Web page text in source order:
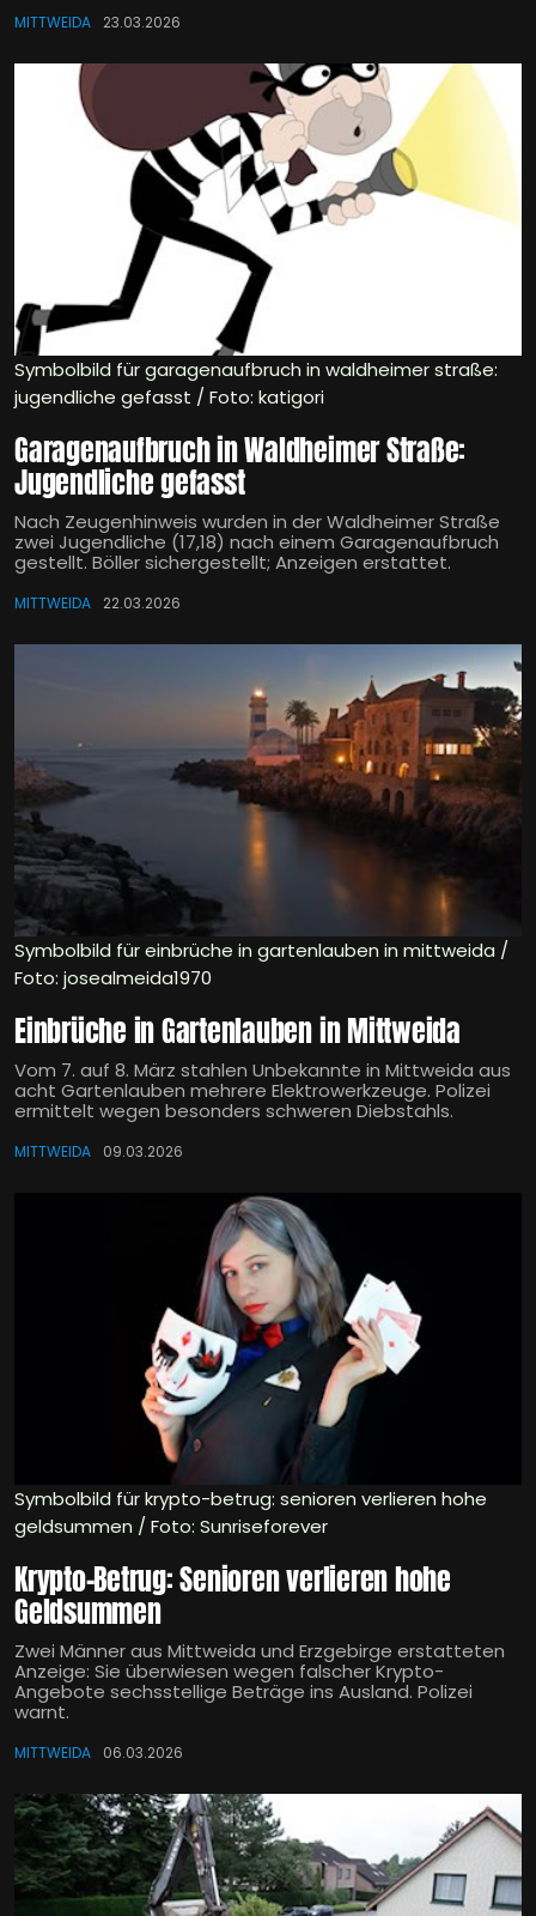
MITTWEIDA 23.03.2026
Symbolbild für garagenaufbruch in waldheimer straße:
jugendliche gefasst / Foto: katigori
Garagenaufbruch in Waldheimer Straße:
Jugendliche gefasst
Nach Zeugenhinweis wurden in der Waldheimer Straße
zwei Jugendliche (17,18) nach einem Garagenaufbruch
gestellt. Böller sichergestellt; Anzeigen erstattet.
MITTWEIDA 22.03.2026
Symbolbild für einbrüche in gartenlauben in mittweida /
Foto: josealmeida1970
Einbrüche in Gartenlauben in Mittweida
Vom 7. auf 8. März stahlen Unbekannte in Mittweida aus
acht Gartenlauben mehrere Elektrowerkzeuge. Polizei
ermittelt wegen besonders schweren Diebstahls.
MITTWEIDA 09.03.2026
Symbolbild für krypto-betrug: senioren verlieren hohe
geldsummen / Foto: Sunriseforever
Krypto-Betrug: Senioren verlieren hohe
Geldsummen
Zwei Männer aus Mittweida und Erzgebirge erstatteten
Anzeige: Sie überwiesen wegen falscher Krypto-
Angebote sechsstellige Beträge ins Ausland. Polizei
warnt.
MITTWEIDA 06.03.2026